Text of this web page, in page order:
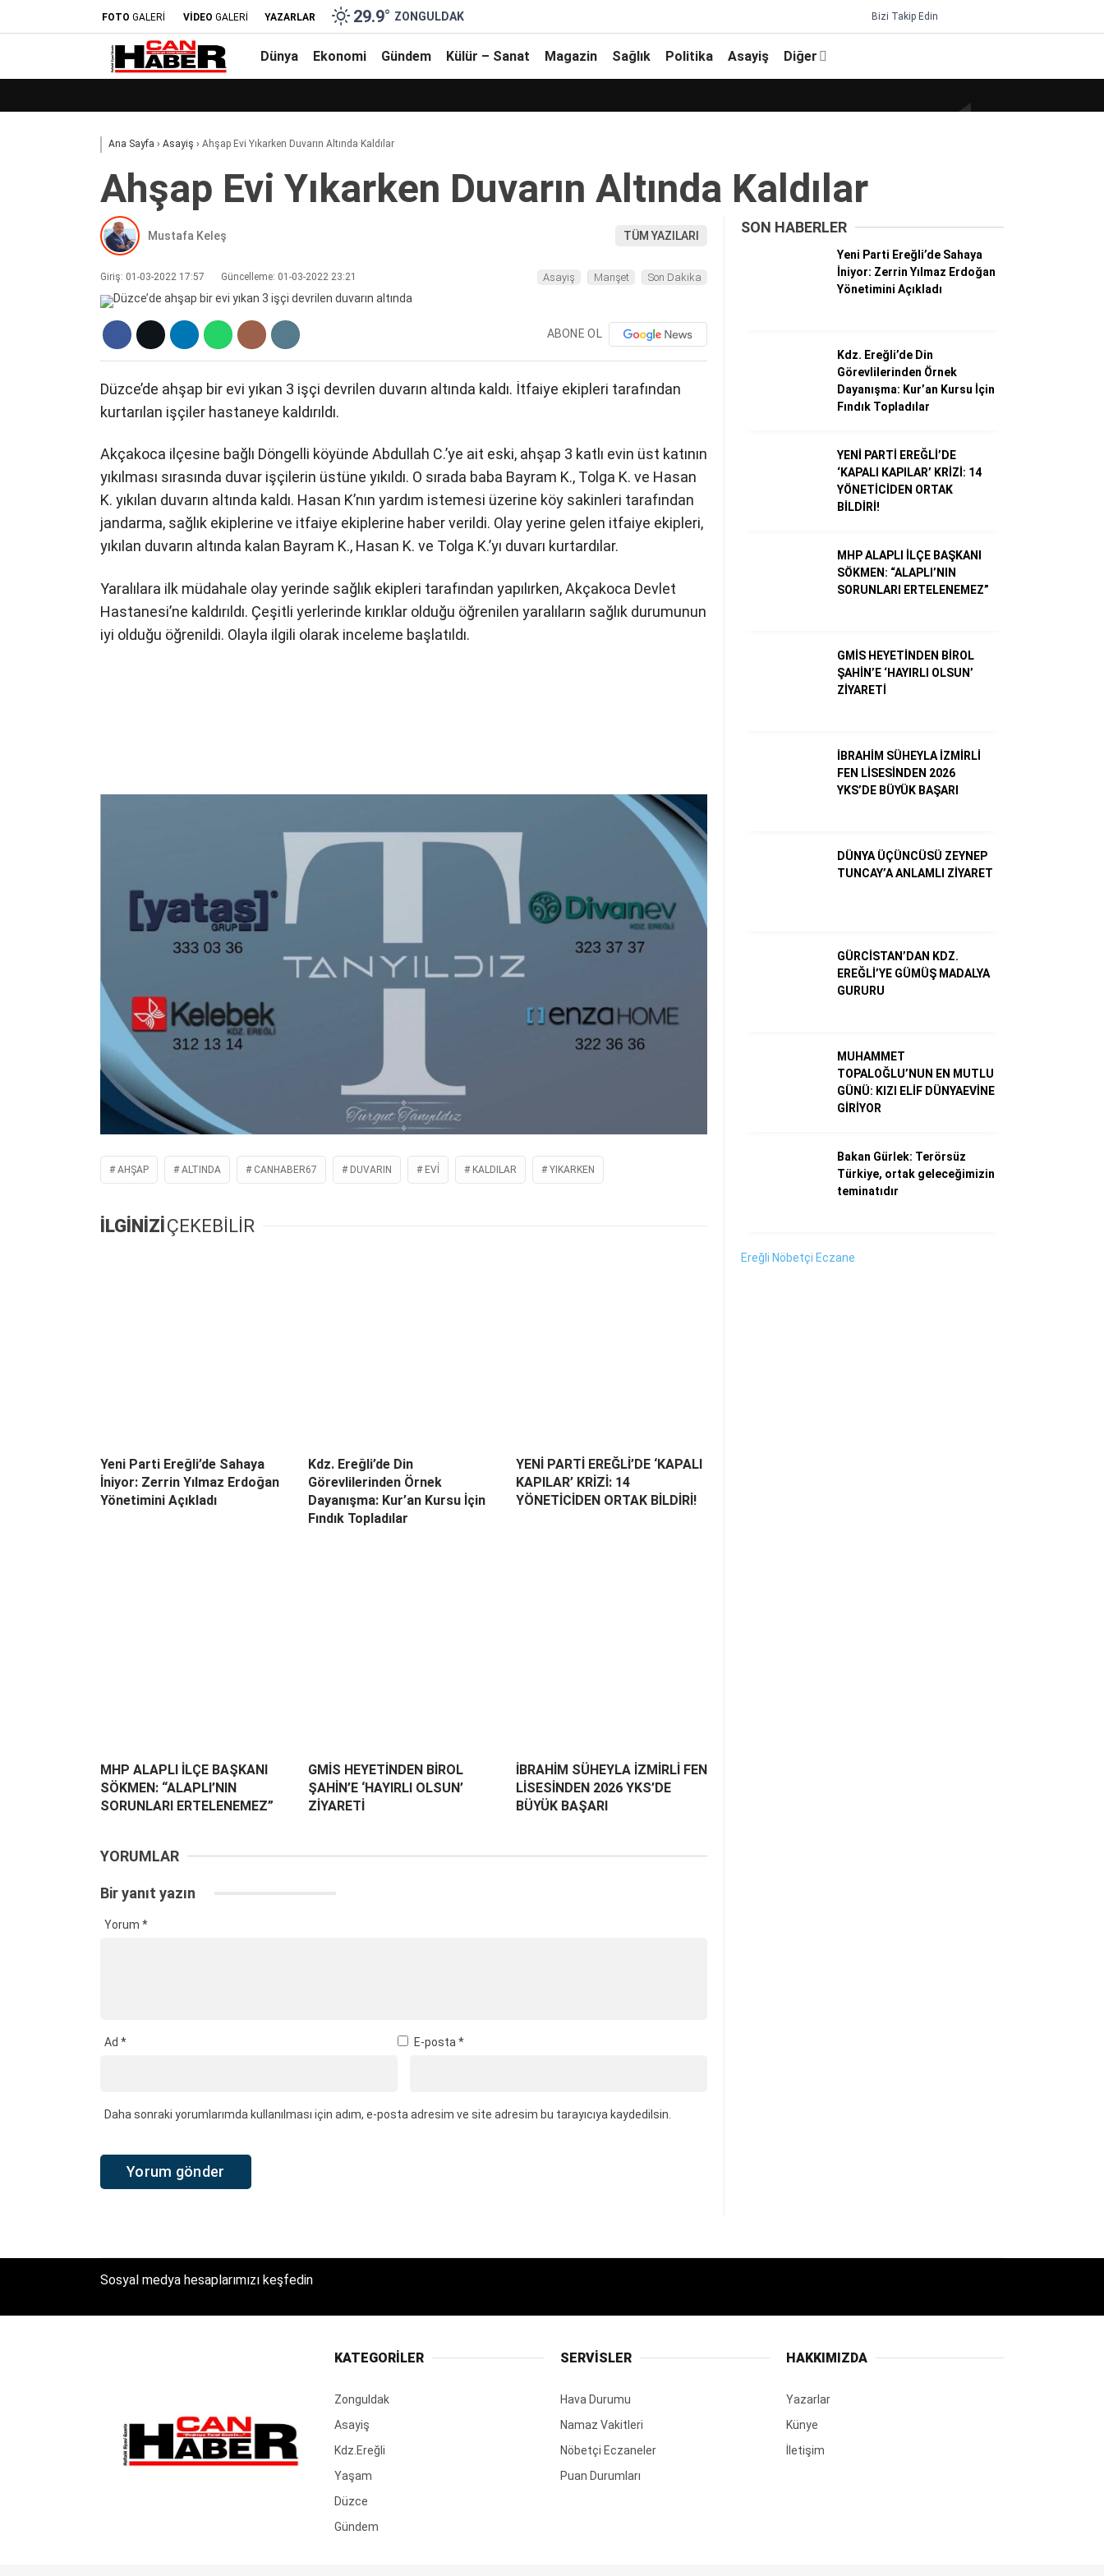
Dünya
Gündem
Sağlık
Diğer
WhatsApp İhbar Hattı
FOTO GALERİ VİDEO GALERİ YAZARLAR 29.9° ZONGULDAK Bizi Takip Edin
Dünya Ekonomi Gündem Külür – Sanat Magazin Sağlık Politika Asayiş Diğer
Ana Sayfa › Asayiş › Ahşap Evi̇ Yıkarken Duvarın Altında Kaldılar
Ahşap Evi̇ Yıkarken Duvarın Altında Kaldılar
Mustafa Keleş TÜM YAZILARI
Giriş: 01-03-2022 17:57 Güncelleme: 01-03-2022 23:21 Asayiş Manşet Son Dakika
ABONE OL
Düzce’de ahşap bir evi yıkan 3 işçi devrilen duvarın altında kaldı. İtfaiye ekipleri tarafından
kurtarılan işçiler hastaneye kaldırıldı.
Akçakoca ilçesine bağlı Döngelli köyünde Abdullah C.’ye ait eski, ahşap 3 katlı evin üst katının
yıkılması sırasında duvar işçilerin üstüne yıkıldı. O sırada baba Bayram K., Tolga K. ve Hasan
K. yıkılan duvarın altında kaldı. Hasan K’nın yardım istemesi üzerine köy sakinleri tarafından
jandarma, sağlık ekiplerine ve itfaiye ekiplerine haber verildi. Olay yerine gelen itfaiye ekipleri,
yıkılan duvarın altında kalan Bayram K., Hasan K. ve Tolga K.’yı duvarı kurtardılar.
Yaralılara ilk müdahale olay yerinde sağlık ekipleri tarafından yapılırken, Akçakoca Devlet
Hastanesi’ne kaldırıldı. Çeşitli yerlerinde kırıklar olduğu öğrenilen yaralıların sağlık durumunun
iyi olduğu öğrenildi. Olayla ilgili olarak inceleme başlatıldı.
AHŞAP ALTINDA CANHABER67 DUVARIN EVİ KALDILAR YIKARKEN
İLGİNİZİÇEKEBİLİR
Yeni Parti Ereğli’de Sahaya
İniyor: Zerrin Yılmaz Erdoğan
Yönetimini Açıkladı
Kdz. Ereğli’de Din
Görevlilerinden Örnek
Dayanışma: Kur’an Kursu İçin
Fındık Topladılar
YENİ PARTİ EREĞLİ’DE ‘KAPALI
KAPILAR’ KRİZİ: 14
YÖNETİCİDEN ORTAK BİLDİRİ!
MHP ALAPLI İLÇE BAŞKANI
SÖKMEN: “ALAPLI’NIN
SORUNLARI ERTELENEMEZ”
GMİS HEYETİNDEN BİROL
ŞAHİN’E ‘HAYIRLI OLSUN’
ZİYARETİ
İBRAHİM SÜHEYLA İZMİRLİ FEN
LİSESİNDEN 2026 YKS’DE
BÜYÜK BAŞARI
YORUMLAR
Bir yanıt yazın
Yorum *
Ad * E-posta *
Daha sonraki yorumlarımda kullanılması için adım, e-posta adresim ve site adresim bu tarayıcıya kaydedilsin.
SON HABERLER
Yeni Parti Ereğli’de Sahaya
İniyor: Zerrin Yılmaz Erdoğan
Yönetimini Açıkladı
Kdz. Ereğli’de Din
Görevlilerinden Örnek
Dayanışma: Kur’an Kursu İçin
Fındık Topladılar
YENİ PARTİ EREĞLİ’DE
‘KAPALI KAPILAR’ KRİZİ: 14
YÖNETİCİDEN ORTAK
BİLDİRİ!
MHP ALAPLI İLÇE BAŞKANI
SÖKMEN: “ALAPLI’NIN
SORUNLARI ERTELENEMEZ”
GMİS HEYETİNDEN BİROL
ŞAHİN’E ‘HAYIRLI OLSUN’
ZİYARETİ
İBRAHİM SÜHEYLA İZMİRLİ
FEN LİSESİNDEN 2026
YKS’DE BÜYÜK BAŞARI
DÜNYA ÜÇÜNCÜSÜ ZEYNEP
TUNCAY’A ANLAMLI ZİYARET
GÜRCİSTAN’DAN KDZ.
EREĞLİ’YE GÜMÜŞ MADALYA
GURURU
MUHAMMET
TOPALOĞLU’NUN EN MUTLU
GÜNÜ: KIZI ELİF DÜNYAEVİNE
GİRİYOR
Bakan Gürlek: Terörsüz
Türkiye, ortak geleceğimizin
teminatıdır
Ereğli Nöbetçi Eczane
Sosyal medya hesaplarımızı keşfedin
KATEGORİLER
Zonguldak
Asayiş
Kdz.Ereğli
Yaşam
Düzce
Gündem
SERVİSLER
Hava Durumu
Namaz Vakitleri
Nöbetçi Eczaneler
Puan Durumları
HAKKIMIZDA
Yazarlar
Künye
İletişim